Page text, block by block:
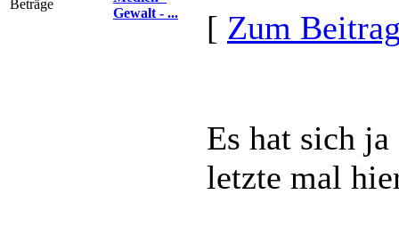
Gewalt - ...
[ Zum
Es hat sich
letzte mal